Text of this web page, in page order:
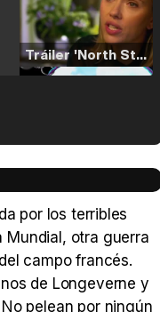
Tráiler 'North Star' (2023)
por los terribles
Mundial, otra guerra
campo francés.
de Longeverne y
pelean por ningún